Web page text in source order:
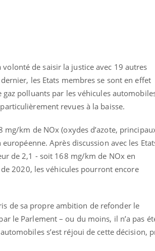
de saisir la justice avec 19 autres
les Etats membres se sont en effet
polluants par les véhicules
revues à la baisse.
km de NOx (oxydes d’azote,
Après discussion avec les
de 2,1 - soit 168 mg/km de NOx en
2020, les véhicules pourront encore
de sa propre ambition de refonder le
le Parlement – ou du moins, il n’a pas
s’est réjoui de cette décision,